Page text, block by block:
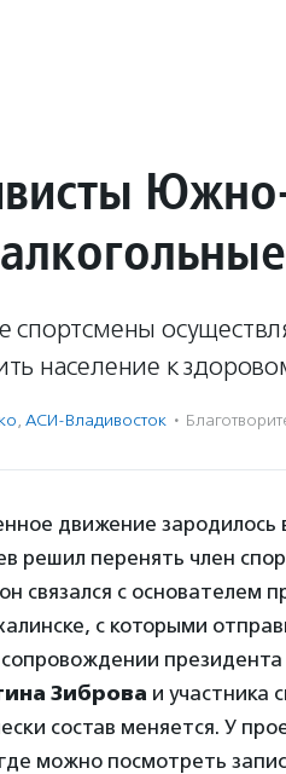
население к
, АСИ-Владивосток ·
движение зародилось
решил перенять член
связался с
с которыми
сопровождении
Зиброва и участника
состав меняется. У
можно посмотреть